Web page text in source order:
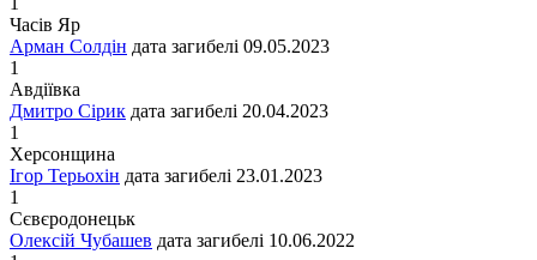
Часів Яр
Арман Солдін дата загибелі 09.05.2023
1
Авдіївка
Дмитро Сірик дата загибелі 20.04.2023
1
Херсонщина
Ігор Терьохін дата загибелі 23.01.2023
1
Сєвєродонецьк
Олексій Чубашев дата загибелі 10.06.2022